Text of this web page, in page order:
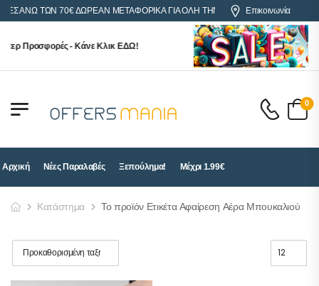
ΑΝΩ ΤΩΝ 70€ ΔΩΡΕΑΝ ΜΕΤΑΦΟΡΙΚΑ ΓΙΑ ΟΛΗ ΤΗΝ ΕΛΛΑΔΑΕπικοινωνία
Προσφορές - Κάνε Κλικ ΕΔΩ!
0
Αρχική Νέες Παραλαβές Ξεπούλημα! Μέχρι 1.99€
Κατάστημα Το προϊόν Ετικέτα Αφαίρεση Αέρα Μπουκαλιού